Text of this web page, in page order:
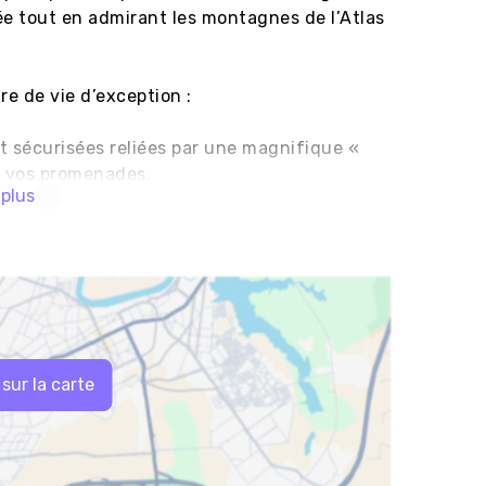
tout en admirant les montagnes de l’Atlas
de vie d’exception :
reliées par une magnifique «
promenades.
et espaces verts au sein de chaque
circulation à pied ou en golfette pour
sain.
matériaux durables, aux installations
un confort absolu, alliant bien-être et
: simplifiez-vous la vie grâce aux
au quotidien :
Crèche, École, Kids Club, Centre
sur la carte